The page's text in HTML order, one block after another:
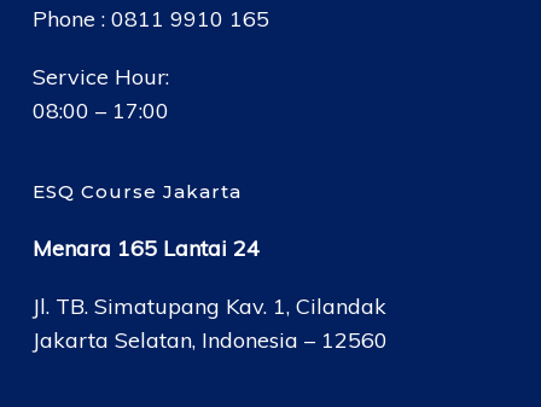
Phone : 0811 9910 165
Service Hour:
08:00 – 17:00
ESQ Course Jakarta
Menara 165 Lantai 24
Jl. TB. Simatupang Kav. 1, Cilandak
Jakarta Selatan, Indonesia – 12560